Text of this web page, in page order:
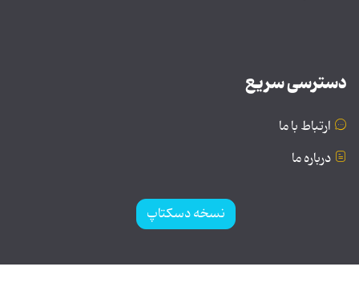
دسترسی سریع
ارتباط با ما
درباره ما
نسخه دسکتاپ